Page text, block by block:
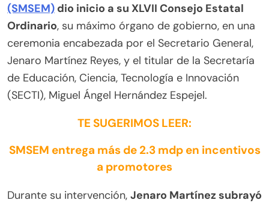
(SMSEM) dio inicio a su XLVII Consejo Estatal
Ordinario, su máximo órgano de gobierno, en una
ceremonia encabezada por el Secretario General,
Jenaro Martínez Reyes, y el titular de la Secretaría
de Educación, Ciencia, Tecnología e Innovación
(SECTI), Miguel Ángel Hernández Espejel.
TE SUGERIMOS LEER:
SMSEM entrega más de 2.3 mdp en incentivos
a promotores
Durante su intervención, Jenaro Martínez subrayó